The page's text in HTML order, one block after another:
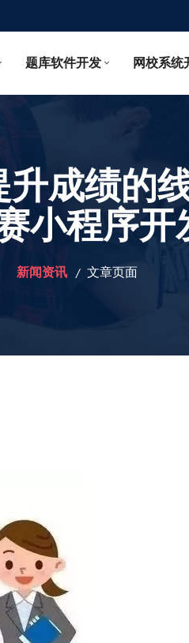
题库软件开发 网校系统
成绩的
小程序开
新闻资讯 文章页面